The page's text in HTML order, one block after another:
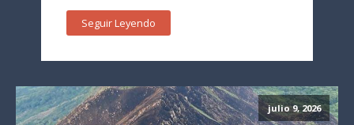
Seguir Leyendo
julio 9, 2026